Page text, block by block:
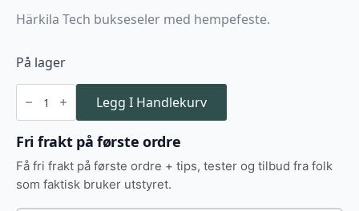
Härkila Tech bukseseler med hempefeste.
På lager
Härkila
Tech
bukseseler
rød/brun
antall
Legg I Handlekurv
Fri frakt på første ordre
Få fri frakt på første ordre + tips, tester og tilbud fra folk
som faktisk bruker utstyret.